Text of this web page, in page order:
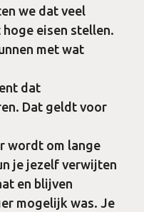
we dat veel
eisen stellen.
met wat
dat
Dat geldt voor
wordt om lange
je jezelf verwijten
en blijven
mogelijk was. Je